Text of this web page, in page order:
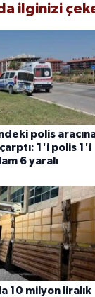
ilginizi
polis
1'i polis 1'i
6 yaralı
10 milyon liralık